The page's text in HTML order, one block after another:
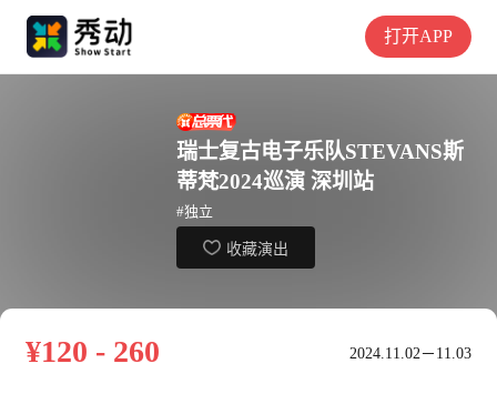
打开APP
瑞士复古电子乐队STEVANS斯
蒂梵2024巡演 深圳站
#独立
收藏演出
¥120 - 260 2024.11.02－11.03